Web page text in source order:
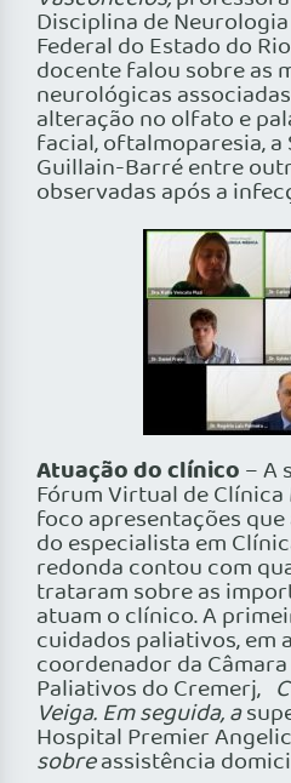
Disciplina de
Federal do Estado do
docente falou sobre as
neurológicas
alteração no olfato e
facial, oftalmoparesia, a
Guillain-Barré entre
observadas após a
Atuação do clínico – A
Fórum Virtual de
foco apresentações
do especialista em
redonda contou com
trataram sobre as
atuam o clínico. A
cuidados paliativos, em
coordenador da
Paliativos do Cremerj,
Veiga. Em seguida, a
Hospital Premier
sobreassistência